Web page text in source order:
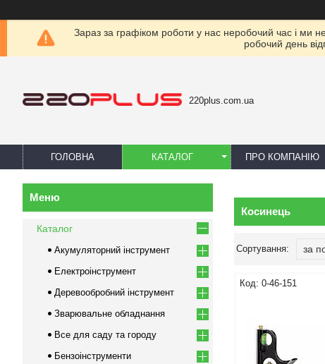
Зараз за графіком роботи у нас неробочий час і ми
робочий день
220plus.com.ua
ГОЛОВНА КАТАЛОГ ПРО КОМПАНІЮ
Косинець
0-46-151
Каталог
Акумуляторний інструмент
Електроінструмент
Деревообробний інструмент
Зварювальне обладнання
Все для саду та городу
Бензоінструменти